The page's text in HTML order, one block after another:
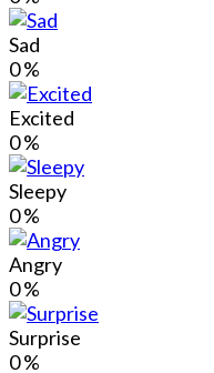
Sad
0%
Excited
0%
Sleepy
0%
Angry
0%
Surprise
0%